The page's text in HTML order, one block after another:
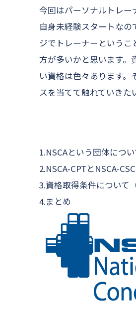
今回はパーソナルトレー
自身未経験スタートな
ジでトレーナーという
方が多いかと思います。
い資格は色々あります。
スを当てて触れていきた
1.NSCAという団体につい
2.NSCA-CPTとNSCA-
3.資格取得条件について
4.まとめ